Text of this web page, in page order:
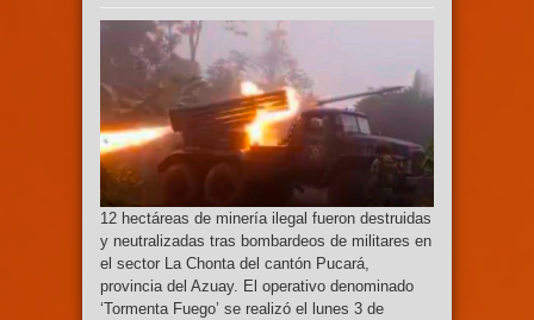
12 hectáreas de minería ilegal fueron destruidas
y neutralizadas tras bombardeos de militares en
el sector La Chonta del cantón Pucará,
provincia del Azuay. El operativo denominado
‘Tormenta Fuego’ se realizó el lunes 3 de